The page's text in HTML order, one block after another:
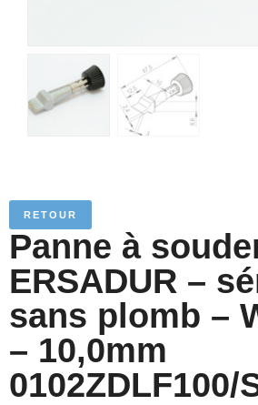
RETOUR
Panne à
ERSADUR –
sans plomb –
– 10,0mm
0102ZDLF100/